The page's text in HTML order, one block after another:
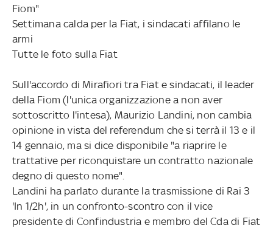
Fiom"
Settimana calda per la Fiat, i sindacati affilano le
armi
Tutte le foto sulla Fiat
Sull'accordo di Mirafiori tra Fiat e sindacati, il leader
della Fiom (l'unica organizzazione a non aver
sottoscritto l'intesa), Maurizio Landini, non cambia
opinione in vista del referendum che si terrà il 13 e il
14 gennaio, ma si dice disponibile "a riaprire le
trattative per riconquistare un contratto nazionale
degno di questo nome".
Landini ha parlato durante la trasmissione di Rai 3
'In 1/2h', in un confronto-scontro con il vice
presidente di Confindustria e membro del Cda di Fiat